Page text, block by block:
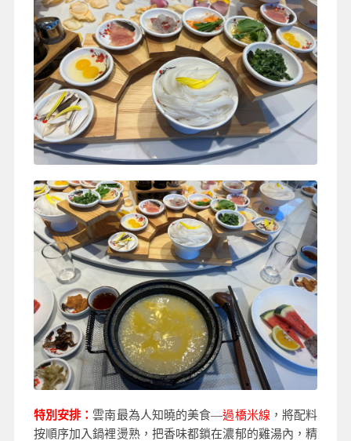
特別安排：雲南最為人知曉的美食—過橋米線 ，將配料
按順序加入鍋裡燙熟，把香味都鎖在濃郁的雞湯內，精